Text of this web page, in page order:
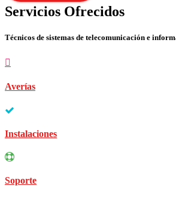
Servicios Ofrecidos
Técnicos de sistemas de telecomunicación e
Averías
Instalaciones
Soporte